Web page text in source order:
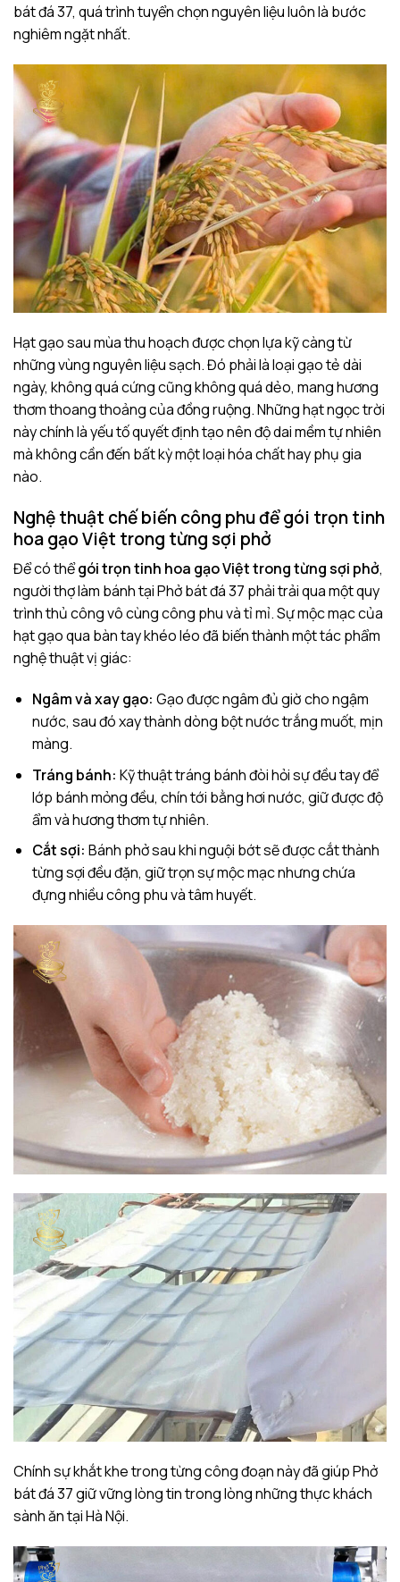
bát đá 37, quá trình tuyển chọn nguyên liệu luôn là bước
nghiêm ngặt nhất.
Hạt gạo sau mùa thu hoạch được chọn lựa kỹ càng từ
những vùng nguyên liệu sạch. Đó phải là loại gạo tẻ dài
ngày, không quá cứng cũng không quá dẻo, mang hương
thơm thoang thoảng của đồng ruộng. Những hạt ngọc trời
này chính là yếu tố quyết định tạo nên độ dai mềm tự nhiên
mà không cần đến bất kỳ một loại hóa chất hay phụ gia
nào.
Nghệ thuật chế biến công phu để gói trọn tinh
hoa gạo Việt trong từng sợi phở
Để có thểgói trọn tinh hoa gạo Việt trong từng sợi phở,
người thợ làm bánh tại Phở bát đá 37 phải trải qua một quy
trình thủ công vô cùng công phu và tỉ mỉ. Sự mộc mạc của
hạt gạo qua bàn tay khéo léo đã biến thành một tác phẩm
nghệ thuật vị giác:
Ngâm và xay gạo: Gạo được ngâm đủ giờ cho ngậm
nước, sau đó xay thành dòng bột nước trắng muốt, mịn
màng.
Tráng bánh: Kỹ thuật tráng bánh đòi hỏi sự đều tay để
lớp bánh mỏng đều, chín tới bằng hơi nước, giữ được độ
ẩm và hương thơm tự nhiên.
Cắt sợi: Bánh phở sau khi nguội bớt sẽ được cắt thành
từng sợi đều đặn, giữ trọn sự mộc mạc nhưng chứa
đựng nhiều công phu và tâm huyết.
Chính sự khắt khe trong từng công đoạn này đã giúp Phở
bát đá 37 giữ vững lòng tin trong lòng những thực khách
sành ăn tại Hà Nội.